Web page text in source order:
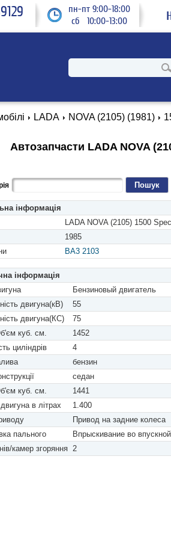
пн-пт 9:00-18:00
сб 10:00-13:00
LADA NOVA (2105) (1981)
Автозапчасти LADA NOVA
інформація
LADA NOVA (2105) 1500
1985
BA3 2103
інформація
Бензиновый двигатель
двигуна(кВ)
55
двигуна(КС)
75
куб. см.
1452
циліндрів
4
бензин
седан
куб. см.
1441
в літрах
1.400
Привод на задние колеса
пального
Впрыскивание во
камер згоряння 2